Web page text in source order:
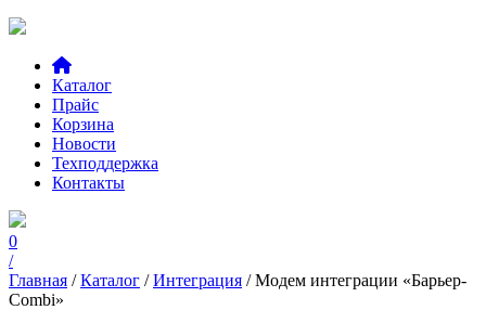
Каталог
Прайс
Корзина
Новости
Техподдержка
Контакты
0
/
Главная /Каталог /Интеграция / Модем интеграции «Барьер-
Combi»